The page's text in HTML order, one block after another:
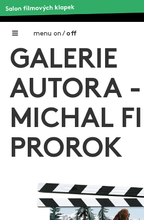
menu on / off
Home
Galerie filmových klapek
Autoři filmových klapek
O projektu
Aukce filmových klapek
Aktuality
GALERIE
AUTORA -
MICHAL
PROROK